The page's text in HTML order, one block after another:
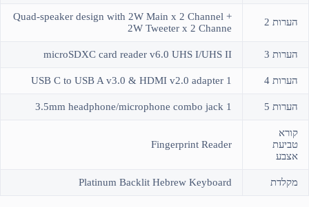
הערות 2
Quad-speaker design with 2W Main x 2 Channel +
2W Tweeter x 2 Channe
הערות 3 microSDXC card reader v6.0 UHS I/UHS II
הערות 4 1 USB C to USB A v3.0 & HDMI v2.0 adapter
הערות 5 1 3.5mm headphone/microphone combo jack
קורא
טביעת
אצבע
Fingerprint Reader
מקלדת Platinum Backlit Hebrew Keyboard